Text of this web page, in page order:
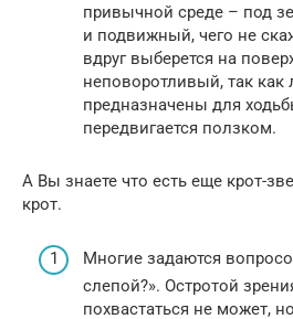
привычной среде – под
и подвижный, чего не
вдруг выберется на
неповоротливый, так как
предназначены для
передвигается ползком.
А Вы знаете что есть еще крот-
крот.
Многие задаются
слепой?». Остротой
похвастаться не может,